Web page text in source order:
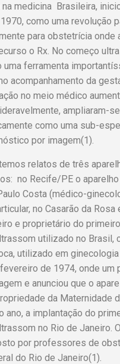
medicina Brasileira,
como uma revolução
para obstetrícia onde
o Rx. No começo
ferramenta
acompanhamento da
no meio médico
ampliaram-
como uma sub-
por imagem(1).
relatos de três
no Recife/PE o
Costa (médico-
no Casarão da Rosa
e proprietário do primeiro
utilizado no Brasil,
utilizado em
de 1974, onde um
e anunciou que o
da Maternidade
ano, a implantação do
no Rio de Janeiro.
por professores de
do Rio de Janeiro(1).